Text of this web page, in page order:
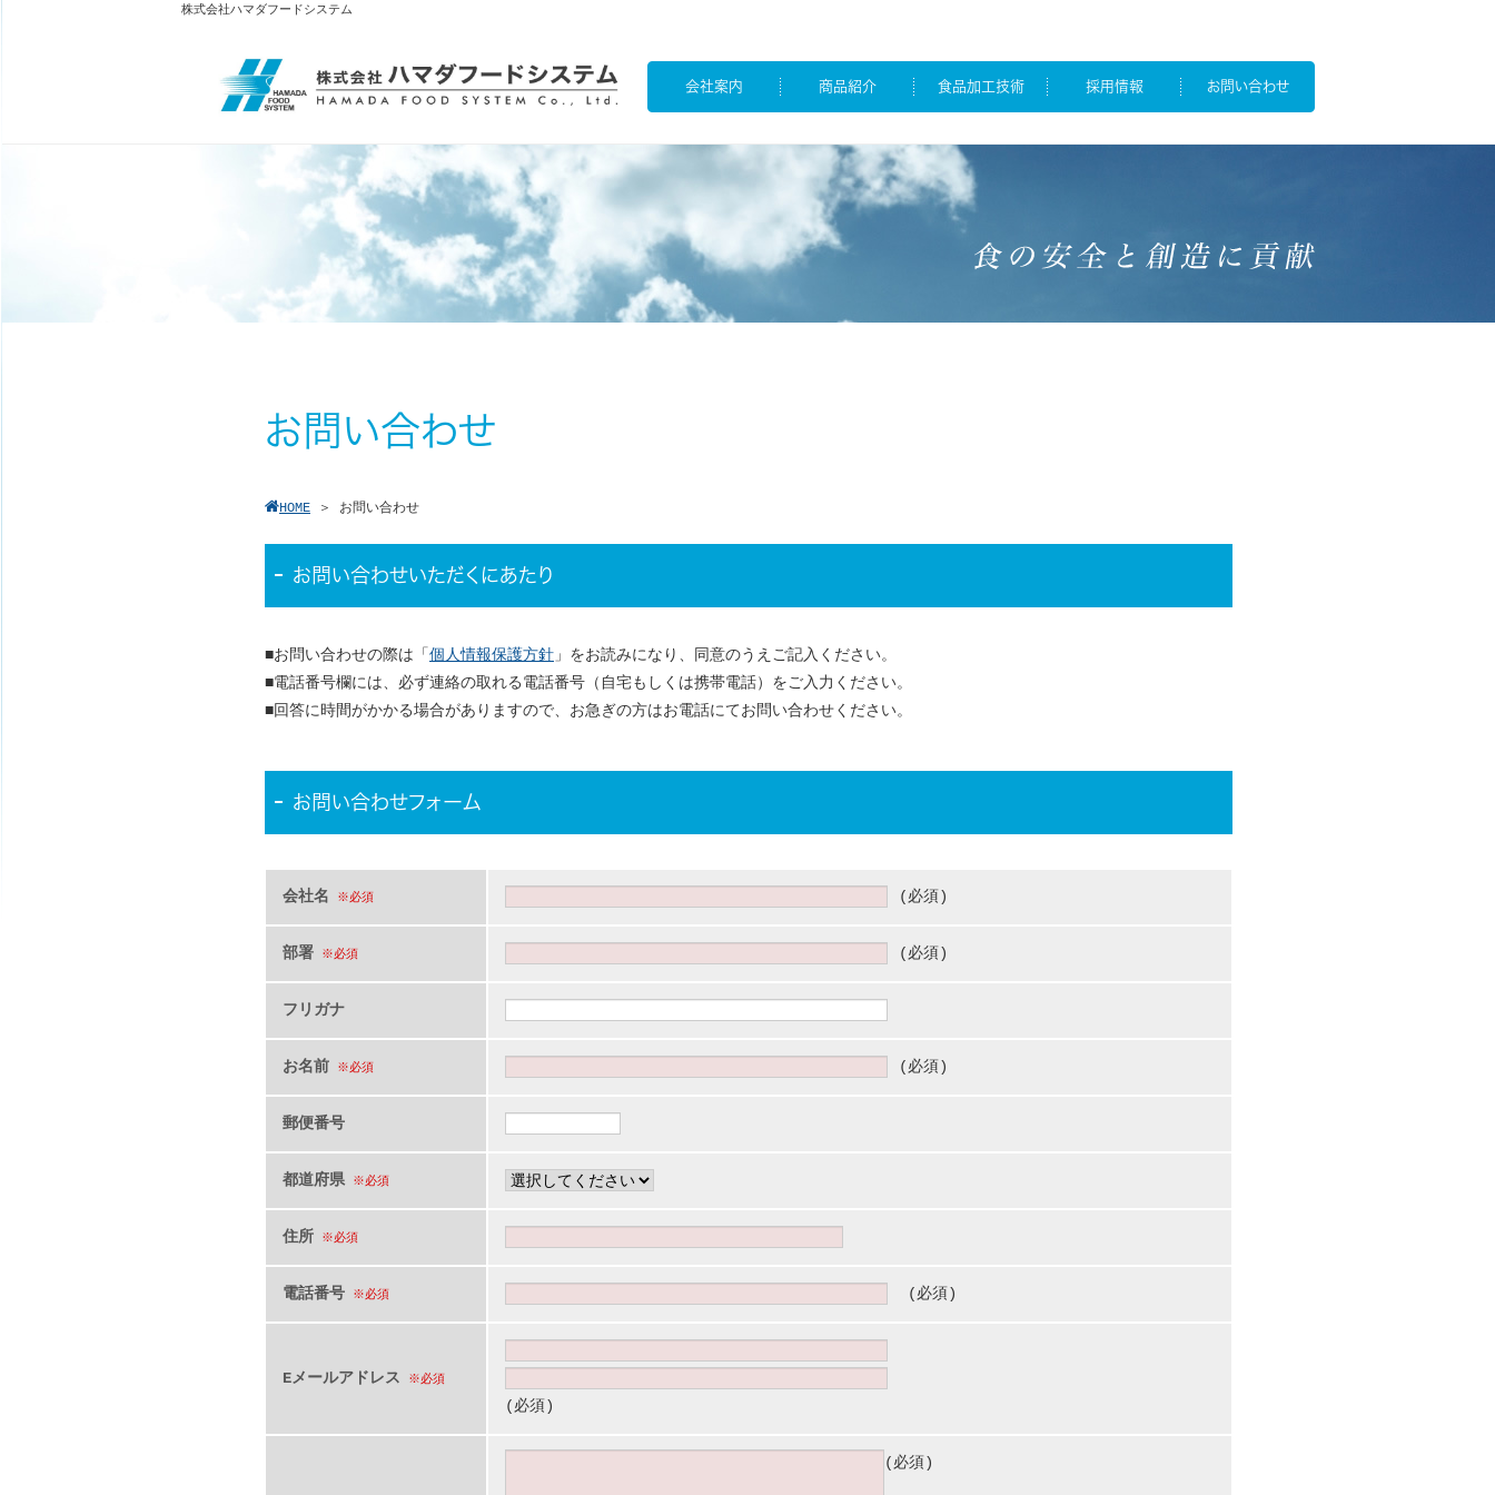
株式会社ハマダフードシステム
会社案内 商品紹介 食品加工技術 採用情報 お問い合わせ
お問い合わせ
HOME ＞ お問い合わせ
お問い合わせいただくにあたり
■お問い合わせの際は「 個人情報保護方針 」をお読みになり、同意のうえご記入ください。
■電話番号欄には、必ず連絡の取れる電話番号（自宅もしくは携帯電話）をご入力ください。
■回答に時間がかかる場合がありますので、お急ぎの方はお電話にてお問い合わせください。
お問い合わせフォーム
会社名 ※必須 (必須)
部署 ※必須 (必須)
フリガナ
お名前 ※必須 (必須)
郵便番号
都道府県 ※必須
住所 ※必須
電話番号 ※必須 (必須)
Eメールアドレス ※必須
(必須)
(必須)